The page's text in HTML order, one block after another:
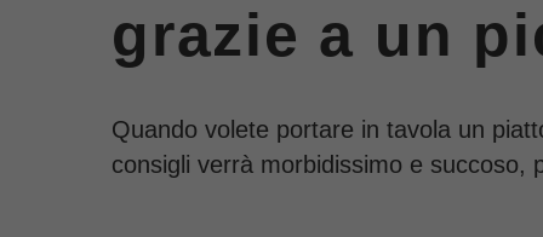
grazie a un
Quando volete portare in tavola un
consigli verrà morbidissimo e succoso,